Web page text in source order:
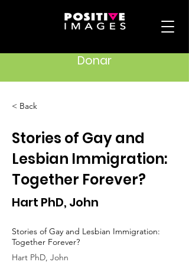
Donar
< Back
Stories of Gay and
Lesbian Immigration:
Together Forever?
Hart PhD, John
Stories of Gay and Lesbian Immigration:
Together Forever?
Hart PhD, John